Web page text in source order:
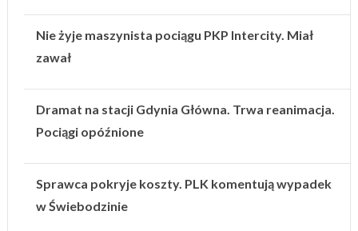
Nie żyje maszynista pociągu PKP Intercity. Miał
zawał
Dramat na stacji Gdynia Główna. Trwa reanimacja.
Pociągi opóźnione
Sprawca pokryje koszty. PLK komentują wypadek
w Świebodzinie